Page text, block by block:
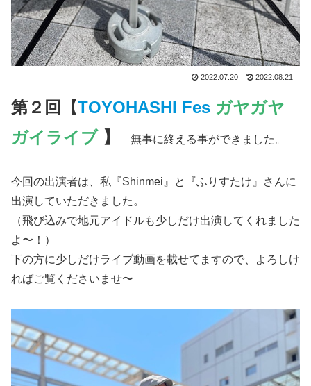
2022.07.20 2022.08.21
第２回【TOYOHASHI Fes ガヤガヤ
ガイライブ 】 無事に終える事ができました。
今回の出演者は、私『Shinmei』と『ふりすたけ』さんに
出演していただきました。
（飛び込みで地元アイドルも少しだけ出演してくれました
よ〜！）
下の方に少しだけライブ動画を載せてますので、よろしけ
ればご覧くださいませ〜